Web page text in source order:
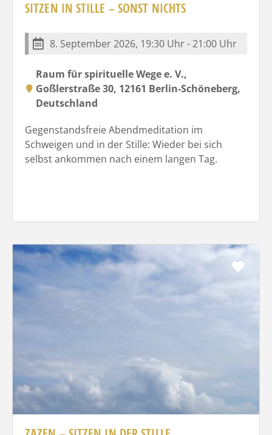
SITZEN IN STILLE – SONST NICHTS
8. September 2026, 19:30 Uhr - 21:00 Uhr
Raum für spirituelle Wege e. V.,
Goßlerstraße 30, 12161 Berlin-Schöneberg,
Deutschland
Gegenstandsfreie Abendmeditation im
Schweigen und in der Stille: Wieder bei sich
selbst ankommen nach einem langen Tag.